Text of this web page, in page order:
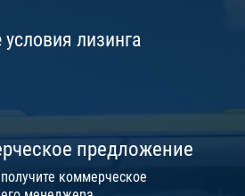
лизинга
предложение
коммерческое